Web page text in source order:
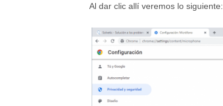
Al dar clic allí veremos lo siguiente: